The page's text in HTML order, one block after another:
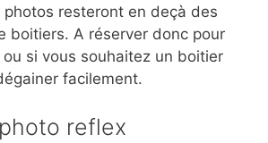
resteront en deçà des
boitiers. A réserver donc pour
si vous souhaitez un boitier
facilement.
reflex